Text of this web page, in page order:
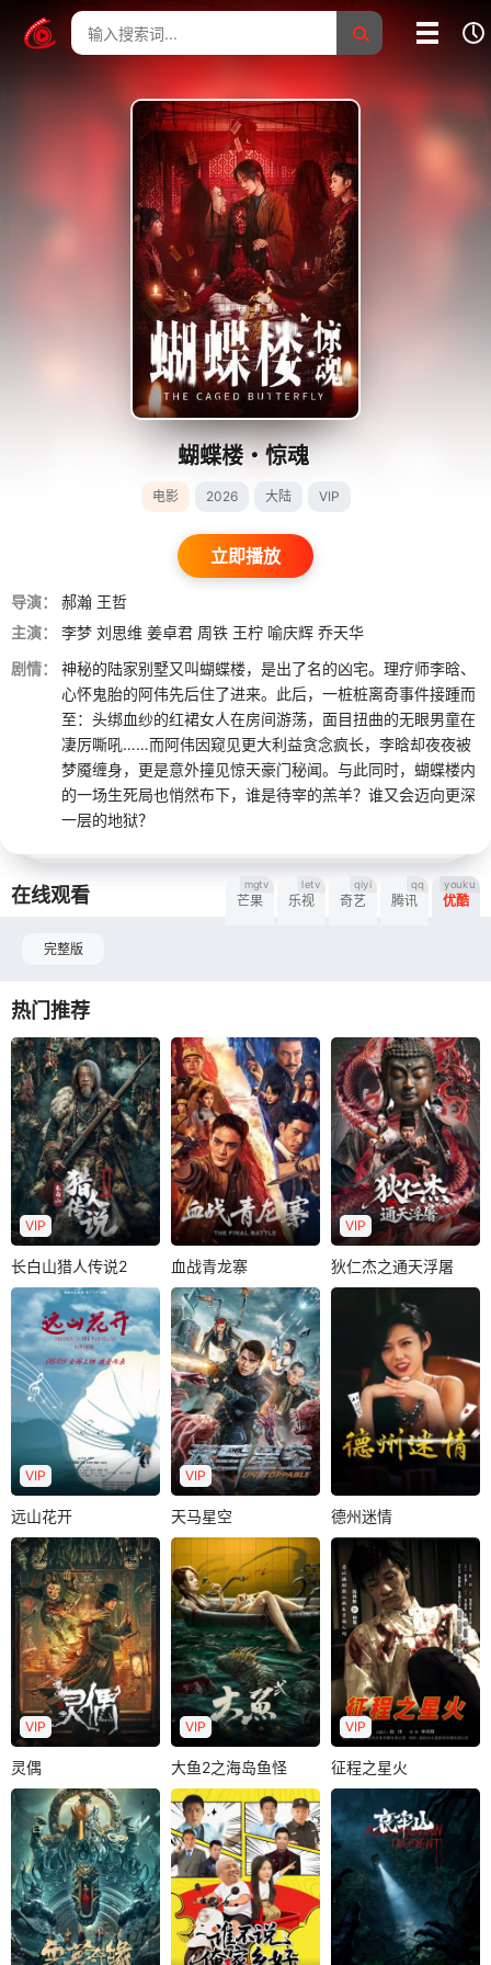
蝴蝶楼・惊魂
电影 2026 大陆 VIP
立即播放
导演： 郝瀚 王哲
主演：
李梦 刘思维 姜卓君 周铁 王柠 喻庆辉 乔天华
剧情：
神秘的陆家别墅又叫蝴蝶楼，是出了名的凶宅。理疗师李晗、
心怀鬼胎的阿伟先后住了进来。此后，一桩桩离奇事件接踵而
至：头绑血纱的红裙女人在房间游荡，面目扭曲的无眼男童在
凄厉嘶吼……而阿伟因窥见更大利益贪念疯长，李晗却夜夜被
梦魇缠身，更是意外撞见惊天豪门秘闻。与此同时，蝴蝶楼内
的一场生死局也悄然布下，谁是待宰的羔羊？谁又会迈向更深
一层的地狱？
在线观看 芒果
mgtv
乐视
letv
奇艺
qiyi
腾讯
qq
优酷
youku
完整版
热门推荐
VIP
长白山猎人传说2
张浩
民国末年，长白山
深处的迷雾山村怪
事频发。村民陈狗
子偶遇神秘新娘..
长白山猎人传说2 血战青龙寨
罗立群
杜奕衡
杜乐
以湘西剿匪为背
景，融合兄弟情义
与家国大义，剧情
跌宕起伏，枪战肉..
血战青龙寨
VIP
狄仁杰之通天浮屠
罗立群
许翔
张婉琳
唐载初年，位于郊
外校场倒塌的通天
浮屠残骸一夜之间
复活。天空中一..
狄仁杰之通天浮屠
VIP
远山花开
林婉盈
蒋昊伦
王钢
南京市某重点中学
年轻的音乐老师刘
晓慧，由于一个月
前母亲突然离世..
远山花开
VIP
天马星空
樊少皇
李立群
籍皓
未来，地球成为星
际移民交汇的“星际
城”。天马座流星雨
突袭地球，..
天马星空 德州迷情
黎宇航
林毅
张正月是MIT毕业的
年轻天才生，精通
概率论和心理学的
他在德扑界..
德州迷情
VIP
灵偶
张皓森
高维蔓
马昂
10年前，大帅府少
帅张麓之离奇被
杀，看守灵堂的仆
役看到棺材盖无..
灵偶
VIP
大鱼2之海岛鱼怪
王森
张雯
王一铭
正直的研究员张程
在去找妻子复合的
行程中，意外发现
妻子所工作的酒..
大鱼2之海岛鱼怪
VIP
征程之星火
陈伟栋
欧畅
朱刚日尧
20世纪30年代，中
共贵州省工委第一
任书记林青从一个
学徒到文艺..
征程之星火